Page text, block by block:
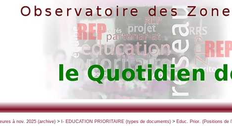
à nov. 2025 (archive)> I- EDUCATION PRIORITAIRE (types de documents)> Educ. Prior. (Positions de